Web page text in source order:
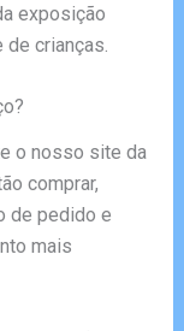
exposição
de crianças.
o nosso site da
comprar,
de pedido e
mais